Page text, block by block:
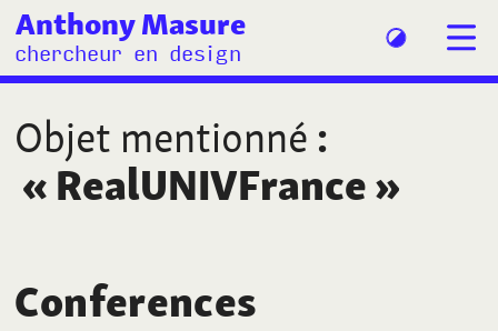
Anthony Masure
chercheur en design
Objet mentionné :
« RealUNIVFrance»
Conferences